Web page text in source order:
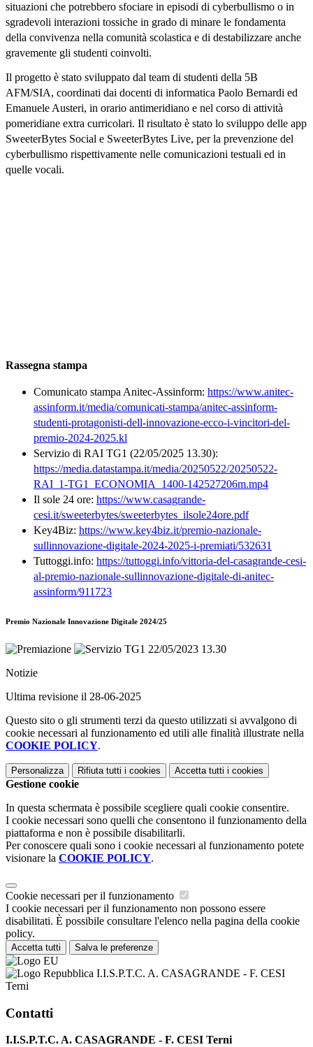
situazioni che potrebbero sfociare in episodi di cyberbullismo o in
sgradevoli interazioni tossiche in grado di minare le fondamenta
della convivenza nella comunità scolastica e di destabilizzare anche
gravemente gli studenti coinvolti.
Il progetto è stato sviluppato dal team di studenti della 5B
AFM/SIA, coordinati dai docenti di informatica Paolo Bernardi ed
Emanuele Austeri, in orario antimeridiano e nel corso di attività
pomeridiane extra curricolari. Il risultato è stato lo sviluppo delle app
SweeterBytes Social e SweeterBytes Live, per la prevenzione del
cyberbullismo rispettivamente nelle comunicazioni testuali ed in
quelle vocali.
Rassegna stampa
Comunicato stampa Anitec-Assinform: https://www.anitec-
assinform.it/media/comunicati-stampa/anitec-assinform-
studenti-protagonisti-dell-innovazione-ecco-i-vincitori-del-
premio-2024-2025.kl
Servizio di RAI TG1 (22/05/2025 13.30):
https://media.datastampa.it/media/20250522/20250522-
RAI_1-TG1_ECONOMIA_1400-142527206m.mp4
Il sole 24 ore: https://www.casagrande-
cesi.it/sweeterbytes/sweeterbytes_ilsole24ore.pdf
Key4Biz: https://www.key4biz.it/premio-nazionale-
sullinnovazione-digitale-2024-2025-i-premiati/532631
Tuttoggi.info: https://tuttoggi.info/vittoria-del-casagrande-cesi-
al-premio-nazionale-sullinnovazione-digitale-di-anitec-
assinform/911723
Premio Nazionale Innovazione Digitale 2024/25
Notizie
Ultima revisione il 28-06-2025
Questo sito o gli strumenti terzi da questo utilizzati si avvalgono di
cookie necessari al funzionamento ed utili alle finalità illustrate nella
COOKIE POLICY.
Personalizza Rifiuta tutti i cookies Accetta tutti i cookies
Gestione cookie
In questa schermata è possibile scegliere quali cookie consentire.
I cookie necessari sono quelli che consentono il funzionamento della
piattaforma e non è possibile disabilitarli.
Per conoscere quali sono i cookie necessari al funzionamento potete
visionare la COOKIE POLICY.
Cookie necessari per il funzionamento
I cookie necessari per il funzionamento non possono essere
disabilitati. È possibile consultare l'elenco nella pagina della cookie
policy.
Accetta tutti Salva le preferenze
I.I.S.P.T.C. A. CASAGRANDE - F. CESI
Terni
Contatti
I.I.S.P.T.C. A. CASAGRANDE - F. CESI Terni